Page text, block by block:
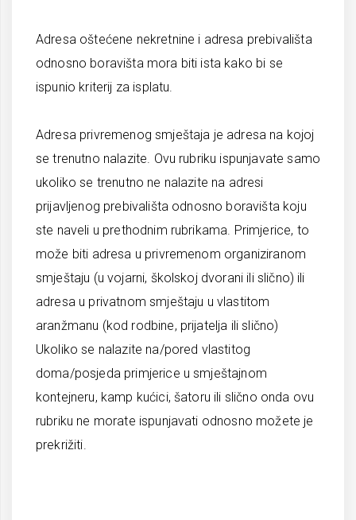
Adresa oštećene nekretnine i adresa prebivališta
odnosno boravišta mora biti ista kako bi se
ispunio kriterij za isplatu.
Adresa privremenog smještaja je adresa na kojoj
se trenutno nalazite. Ovu rubriku ispunjavate samo
ukoliko se trenutno ne nalazite na adresi
prijavljenog prebivališta odnosno boravišta koju
ste naveli u prethodnim rubrikama. Primjerice, to
može biti adresa u privremenom organiziranom
smještaju (u vojarni, školskoj dvorani ili slično) ili
adresa u privatnom smještaju u vlastitom
aranžmanu (kod rodbine, prijatelja ili slično)
Ukoliko se nalazite na/pored vlastitog
doma/posjeda primjerice u smještajnom
kontejneru, kamp kućici, šatoru ili slično onda ovu
rubriku ne morate ispunjavati odnosno možete je
prekrižiti.